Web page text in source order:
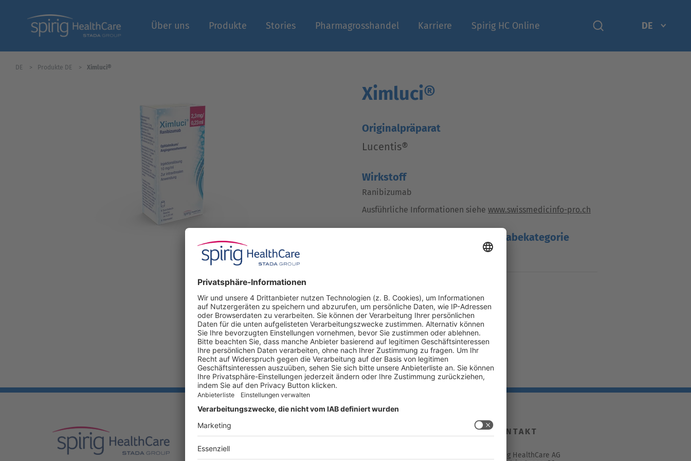
Über uns Produkte Stories Pharmagrosshandel Karriere Spirig HC Online DE
DE Produkte DE Ximluci®
Ximluci®
Originalpräparat
Lucentis®
Wirkstoff
Ranibizumab
Ausführliche Informationen siehe www.swissmedicinfo-pro.ch
Abgabekategorie
B
x
UNSER ANGEBOT KONTAKT
Spirig HealthCare AG